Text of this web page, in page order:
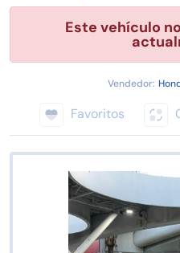
Este vehículo
Vendedor:
Favoritos